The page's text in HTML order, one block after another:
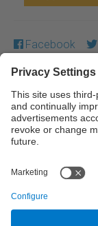
Facebook
Except where
licensed under a
NonCommercial-